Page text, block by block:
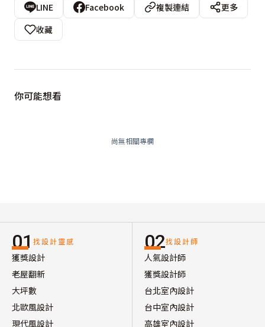
LINE Facebook 複製連結
更多
收藏
你可能想看
尚無相關專欄
01 找設計靈感
獲獎設計
老屋翻新
大坪數
北歐風設計
現代風設計
02找設計師
人氣設計師
獲獎設計師
台北室內設計
台中室內設計
高雄室內設計